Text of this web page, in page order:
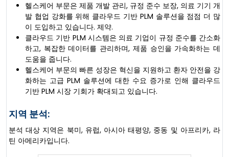
헬스케어 부문은 제품 개발 관리, 규정 준수 보장, 의료 기기 개
발 협업 강화를 위해 클라우드 기반 PLM 솔루션을 점점 더 많
이 도입하고 있습니다. 제약.
클라우드 기반 PLM 시스템은 의료 기업이 규정 준수를 간소화
하고, 복잡한 데이터를 관리하며, 제품 승인을 가속화하는 데
도움을 줍니다.
헬스케어 부문의 빠른 성장은 혁신을 지원하고 환자 안전을 강
화하는 고급 PLM 솔루션에 대한 수요 증가로 인해 클라우드
기반 PLM 시장 기회가 확대되고 있습니다.
지역 분석:
분석 대상 지역은 북미, 유럽, 아시아 태평양, 중동 및 아프리카, 라
틴 아메리카입니다.